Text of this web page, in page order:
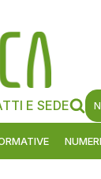
E SEDE